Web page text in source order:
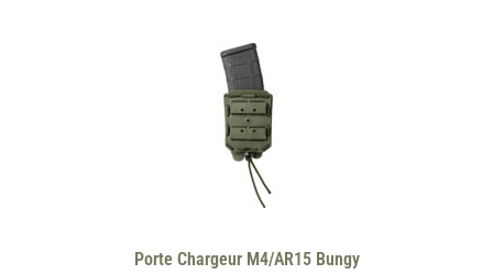
Porte Chargeur M4/AR15 Bungy